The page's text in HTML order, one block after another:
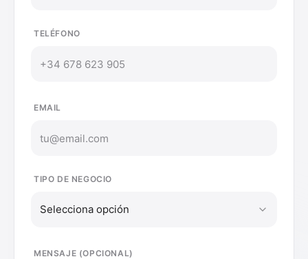
TELÉFONO
EMAIL
TIPO DE NEGOCIO
Selecciona opción
MENSAJE (OPCIONAL)